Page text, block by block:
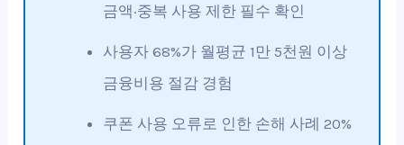
금액·중복 사용 제한 필수 확인
사용자 68%가 월평균 1만 5천원 이상
금융비용 절감 경험
쿠폰 사용 오류로 인한 손해 사례 20%